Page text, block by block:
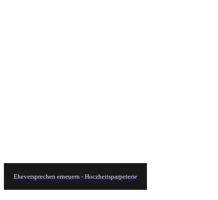
Eheversprechen erneuern - Hoczheitsparpeterie